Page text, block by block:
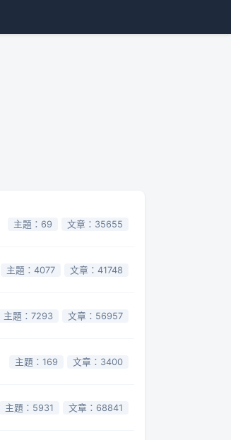
主題：69 文章：35655
主題：4077 文章：41748
主題：7293 文章：56957
主題：169 文章：3400
主題：5931 文章：68841